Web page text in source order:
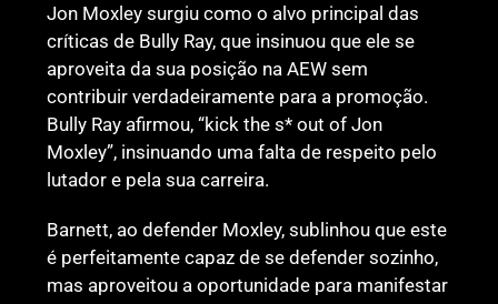
Jon Moxley surgiu como o alvo principal das
críticas de Bully Ray, que insinuou que ele se
aproveita da sua posição na AEW sem
contribuir verdadeiramente para a promoção.
Bully Ray afirmou, “kick the s* out of Jon
Moxley”, insinuando uma falta de respeito pelo
lutador e pela sua carreira.
Barnett, ao defender Moxley, sublinhou que este
é perfeitamente capaz de se defender sozinho,
mas aproveitou a oportunidade para manifestar